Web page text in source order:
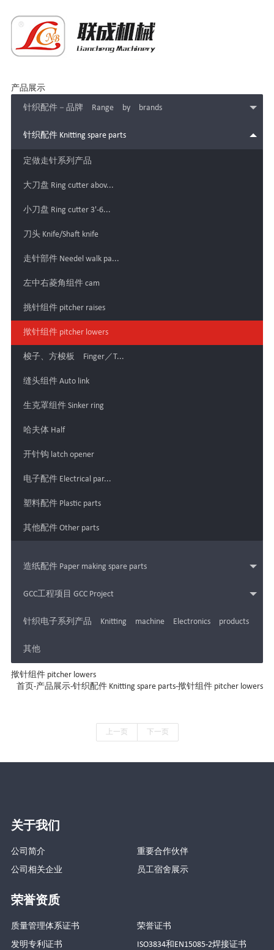
产品展示
针织配件－品牌 Range by brands
针织配件 Knitting spare parts
定做走针系列产品
大刀盘 Ring cutter abov...
小刀盘 Ring cutter 3'-6...
刀头 Knife/Shaft knife
走针部件 Needel walk pa...
左中右菱角组件 cam
挑针组件 pitcher raises
揿针组件 pitcher lowers
梭子、方梭板 Finger／T...
缝头组件 Auto link
生克罩组件 Sinker ring
哈夫体 Half
开针钩 latch opener
电子配件 Electrical par...
塑料配件 Plastic parts
其他配件 Other parts
造纸配件 Paper making spare parts
GCC工程项目 GCC Project
针织电子系列产品 Knitting machine Electronics products
其他
揿针组件 pitcher lowers
首页-产品展示-针织配件 Knitting spare parts-揿针组件 pitcher lowers
上一页 下一页
关于我们
公司简介
重要合作伙伴
公司相关企业
员工宿舍展示
荣誉资质
质量管理体系证书
荣誉证书
发明专利证书
ISO3834和EN15085-2焊接证书